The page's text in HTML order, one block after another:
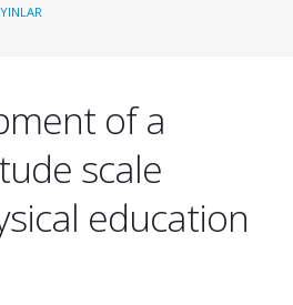
of a
scale
education